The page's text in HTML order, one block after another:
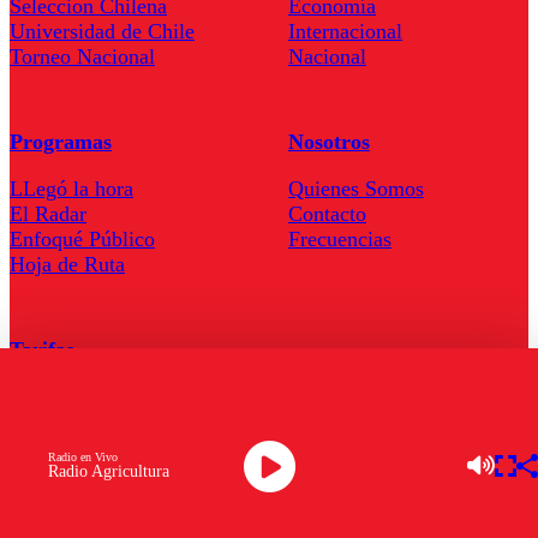
Radio Agricultura
Radio en Vivo
Seleccion Chilena
Universidad de Chile
Torneo Nacional
Economía
Internacional
Nacional
Programas
LLegó la hora
El Radar
Enfoqué Público
Hoja de Ruta
Nosotros
Quienes Somos
Contacto
Frecuencias
Tarifas